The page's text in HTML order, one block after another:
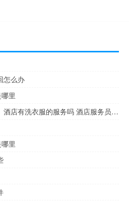
怎么办
里
亚朵酒店（成都春熙路店）酒店有洗衣服的服务吗 酒店服务员服装图片
里